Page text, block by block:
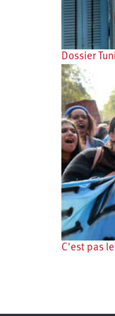
SNCF
Services
publics
LGBTI
Santé
Vidéos
Dans
mon
Dossier
C'est pas